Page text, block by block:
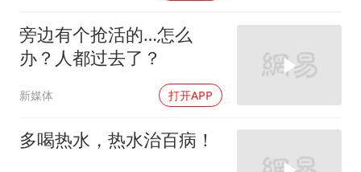
旁边有个抢活的…怎么
办？人都过去了？
新媒体 打开APP
多喝热水，热水治百病！